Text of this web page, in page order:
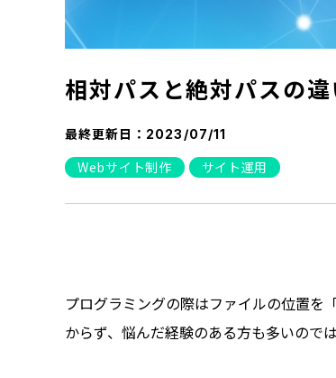
相対パスと絶対パスの
最終更新日： 2023/07/11
Webサイト制作 サイト運用
プログラミングの際はファイルの位置を
からず、悩んだ経験のある方も多いので